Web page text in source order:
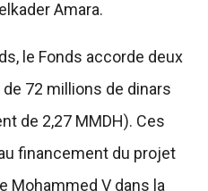
Amara.
le Fonds accorde deux
72 millions de dinars
de 2,27 MMDH). Ces
financement du projet
Mohammed V dans la